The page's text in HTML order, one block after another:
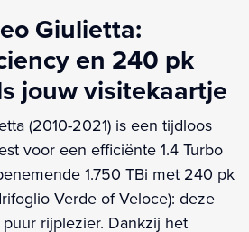
Giulietta:
en 240 pk
jouw visitekaartje
(2010-2021) is een tijdloos
voor een efficiënte 1.4 Turbo
1.750 TBi met 240 pk
Verde of Veloce): deze
rijplezier. Dankzij het